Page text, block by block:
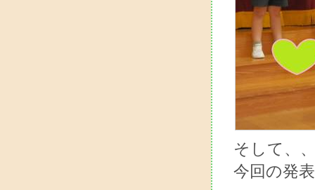
そして、
今回の発